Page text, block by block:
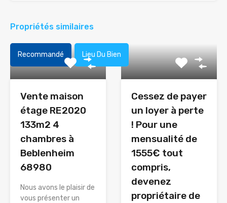
Propriétés similaires
Recommandé Lieu Du Bien
Vente maison
étage RE2020
133m2 4
chambres à
Beblenheim
68980
Nous avons le plaisir de
vous présenter un
Cessez de payer
un loyer à perte
! Pour une
mensualité de
1555€ tout
compris,
devenez
propriétaire de